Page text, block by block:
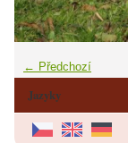
← Předchozí
Jazyky